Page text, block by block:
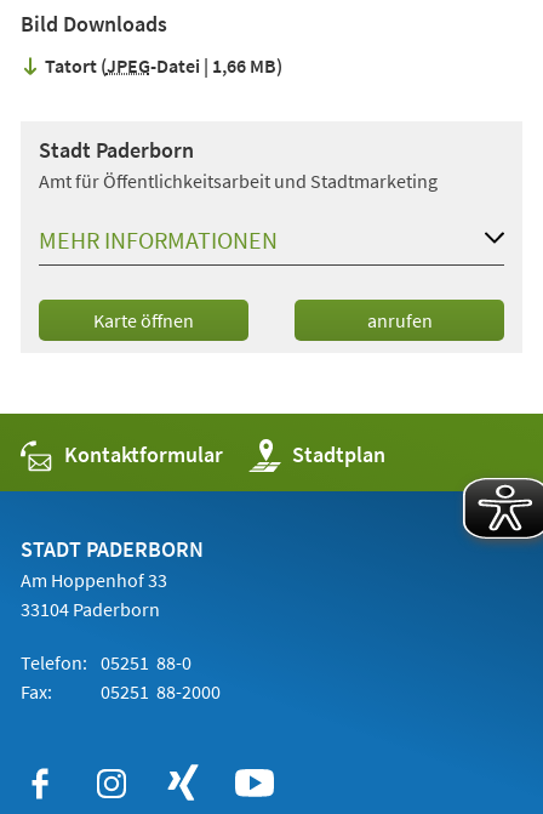
Bild Downloads
Tatort JPEG-Datei 1,66 MB
Stadt Paderborn
Amt für Öffentlichkeitsarbeit und Stadtmarketing
MEHR INFORMATIONEN
Karte öffnen
(Öffnet
in
anrufen
Kontaktformular Stadtplan
(Öffnet
in
einem
STADT PADERBORN
Am Hoppenhof 33
33104 Paderborn
Telefon: 05251 88-0
Fax:
05251 88-2000